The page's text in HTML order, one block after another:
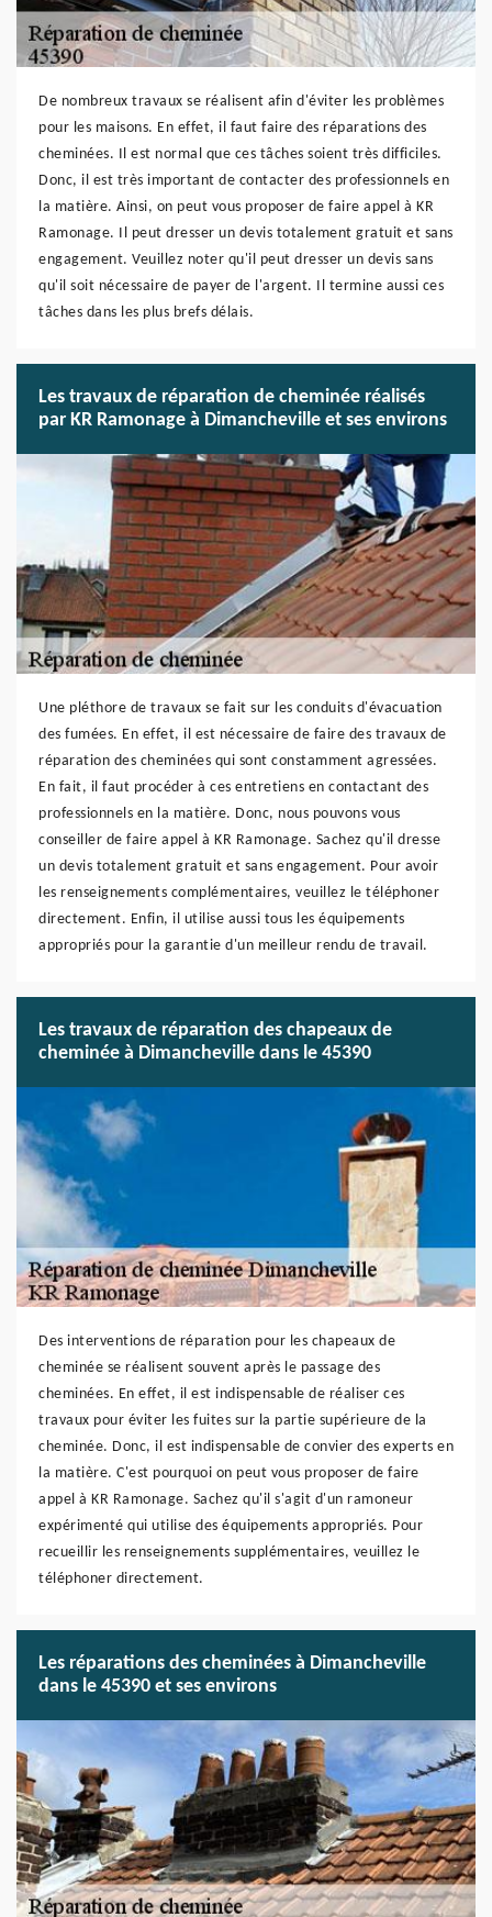
De nombreux travaux se réalisent afin d'éviter les problèmes
pour les maisons. En effet, il faut faire des réparations des
cheminées. Il est normal que ces tâches soient très difficiles.
Donc, il est très important de contacter des professionnels en
la matière. Ainsi, on peut vous proposer de faire appel à KR
Ramonage. Il peut dresser un devis totalement gratuit et sans
engagement. Veuillez noter qu'il peut dresser un devis sans
qu'il soit nécessaire de payer de l'argent. Il termine aussi ces
tâches dans les plus brefs délais.
Les travaux de réparation de cheminée réalisés
par KR Ramonage à Dimancheville et ses environs
Une pléthore de travaux se fait sur les conduits d'évacuation
des fumées. En effet, il est nécessaire de faire des travaux de
réparation des cheminées qui sont constamment agressées.
En fait, il faut procéder à ces entretiens en contactant des
professionnels en la matière. Donc, nous pouvons vous
conseiller de faire appel à KR Ramonage. Sachez qu'il dresse
un devis totalement gratuit et sans engagement. Pour avoir
les renseignements complémentaires, veuillez le téléphoner
directement. Enfin, il utilise aussi tous les équipements
appropriés pour la garantie d'un meilleur rendu de travail.
Les travaux de réparation des chapeaux de
cheminée à Dimancheville dans le 45390
Des interventions de réparation pour les chapeaux de
cheminée se réalisent souvent après le passage des
cheminées. En effet, il est indispensable de réaliser ces
travaux pour éviter les fuites sur la partie supérieure de la
cheminée. Donc, il est indispensable de convier des experts en
la matière. C'est pourquoi on peut vous proposer de faire
appel à KR Ramonage. Sachez qu'il s'agit d'un ramoneur
expérimenté qui utilise des équipements appropriés. Pour
recueillir les renseignements supplémentaires, veuillez le
téléphoner directement.
Les réparations des cheminées à Dimancheville
dans le 45390 et ses environs